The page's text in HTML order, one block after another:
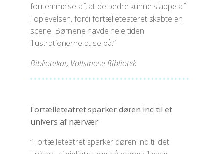
fornemmelse af, at de bedre kunne slappe af
i oplevelsen, fordi fortælleteateret skabte en
scene. Børnene havde hele tiden
illustrationerne at se på.”
Bibliotekar, Vollsmose Bibliotek
Fortælleteatret sparker døren ind til et
univers af nærvær
”Fortælleteatret sparker døren ind til det